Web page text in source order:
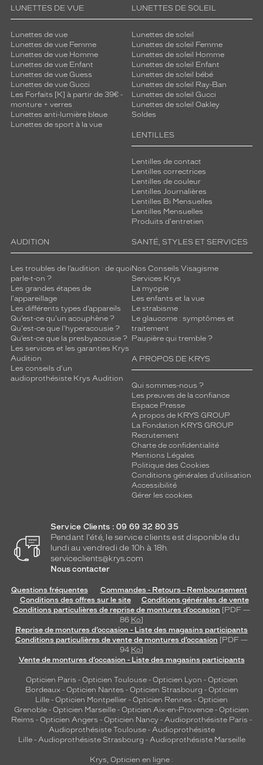
LUNETTES DE VUE
Lunettes de vue
Lunettes de vue Femme
Lunettes de vue Homme
Lunettes de vue Enfant
Lunettes de vue Guess
Lunettes de vue Gucci
Les Forfaits [K] à partir de 39€ -
monture + verres
Lunettes anti-lumière bleue
Lunettes de sport à la vue
LUNETTES DE SOLEIL
Lunettes de soleil
Lunettes de soleil Femme
Lunettes de soleil Homme
Lunettes de soleil Enfant
Lunettes de soleil bébé
Lunettes de soleil Ray-Ban
Lunettes de soleil Gucci
Lunettes de soleil Oakley
Soldes
LENTILLES
Lentilles de contact
Lentilles correctrices
Lentilles de couleur
Lentilles Journalières
Lentilles Bi Mensuelles
Lentilles Mensuelles
Produits d'entretien
AUDITION
Les troubles de l’audition : de quoi
parle-t-on ?
Les grandes étapes de
l'appareillage
Les différents types d’appareils
Qu’est-ce qu'un acouphène ?
Qu'est-ce que l'hyperacousie ?
Qu’est-ce que la presbyacousie ?
Les services et les garanties Krys
Audition
Les conseils d'un
audioprothésiste Krys Audition
SANTÉ, STYLES ET SERVICES
Nos Conseils Visagisme
Services Krys
La myopie
Les enfants et la vue
Le strabisme
Le glaucome : symptômes et
traitement
Paupière qui tremble ?
A PROPOS DE KRYS
Qui sommes-nous ?
Les preuves de la confiance
Espace Presse
A propos de KRYS GROUP
La Fondation KRYS GROUP
Recrutement
Charte de confidentialité
Mentions Légales
Politique des Cookies
Conditions générales d'utilisation
Accessibilité
Gérer les cookies
Service Clients : 09 69 32 80 35
Pendant l'été, le service clients est disponible du
lundi au vendredi de 10h à 18h.
serviceclients@krys.com
Nous contacter
Questions fréquentes
Commandes - Retours - Remboursement
Conditions des offres sur le site
Conditions générales de vente
Conditions particulières de reprise de montures d’occasion [PDF —
86 Ko]
Reprise de montures d’occasion - Liste des magasins participants
Conditions particulières de vente de montures d’occasion [PDF —
94 Ko]
Vente de montures d’occasion - Liste des magasins participants
Opticien Paris - Opticien Toulouse- Opticien Lyon - Opticien
Bordeaux- Opticien Nantes - Opticien Strasbourg - Opticien
Lille - Opticien Montpellier - Opticien Rennes - Opticien
Grenoble - Opticien Marseille - Opticien Aix-en-Provence - Opticien
Reims - Opticien Angers - Opticien Nancy - Audioprothésiste Paris -
Audioprothésiste Toulouse- Audioprothésiste
Lille- Audioprothésiste Strasbourg - Audioprothésiste Marseille
Krys, Opticien en ligne :